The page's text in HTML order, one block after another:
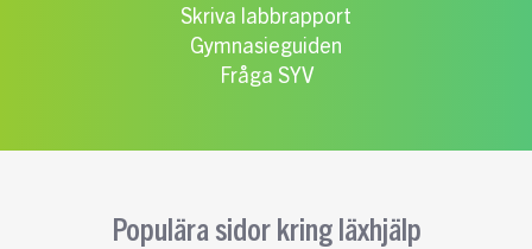
Skriva labbrapport
Gymnasieguiden
Fråga SYV
Populära sidor kring läxhjälp